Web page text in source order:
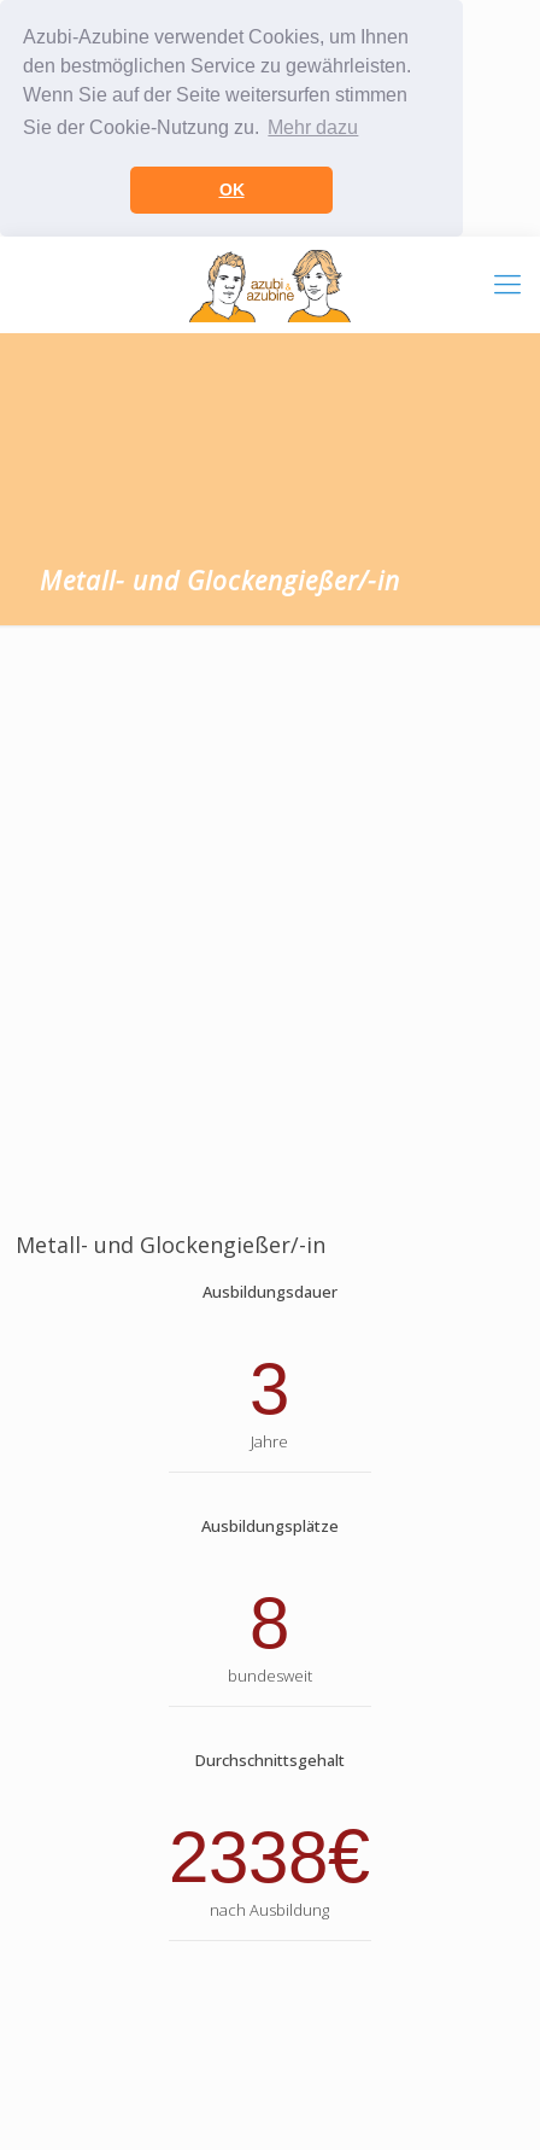
Azubi-Azubine verwendet Cookies, um Ihnen
den bestmöglichen Service zu gewährleisten.
Wenn Sie auf der Seite weitersurfen stimmen
Sie der Cookie-Nutzung zu. Mehr dazu
OK
Metall- und Glockengießer/-in
Metall- und Glockengießer/-in
Ausbildungsdauer
3
Jahre
Ausbildungsplätze
8
bundesweit
Durchschnittsgehalt
2338€
nach Ausbildung